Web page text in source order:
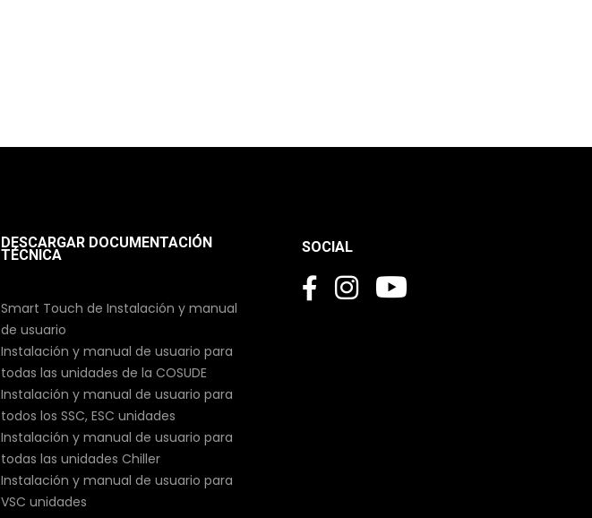
DESCARGAR DOCUMENTACIÓN
TÉCNICA
Smart Touch de Instalación y manual
de usuario
Instalación y manual de usuario para
todas las unidades de la COSUDE
Instalación y manual de usuario para
todos los SSC, ESC unidades
Instalación y manual de usuario para
todas las unidades Chiller
Instalación y manual de usuario para
VSC unidades
SOCIAL